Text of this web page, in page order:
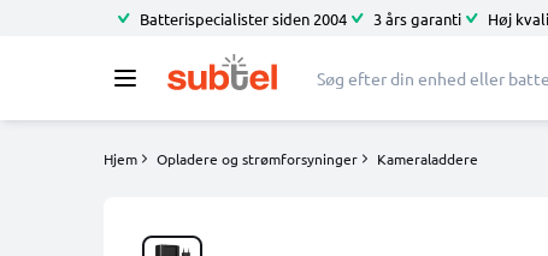
Batterispecialister siden 2004 3 års garanti Høj
Hjem Opladere og strømforsyninger Kameraladdere